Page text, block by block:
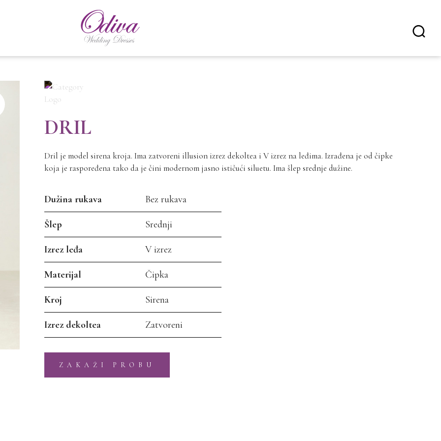
DRIL
Dril je model sirena kroja. Ima zatvoreni illusion izrez dekoltea i V izrez na leđima. Izrađena je od čipke
koja je raspoređena tako da je čini modernom jasno ističući siluetu. Ima šlep srednje dužine.
Dužina rukava Bez rukava
Šlep Srednji
Izrez leđa V izrez
Materijal Čipka
Kroj Sirena
Izrez dekoltea Zatvoreni
ZAKAŽI PROBU